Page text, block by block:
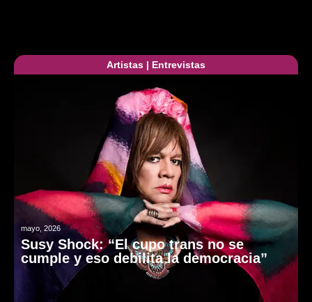
Artistas | Entrevistas
mayo, 2026
Susy Shock: “El cupo trans no se
cumple y eso debilita la democracia”